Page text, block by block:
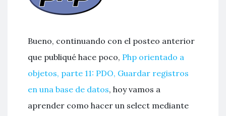
Bueno, continuando con el posteo anterior
que publiqué hace poco, Php orientado a
objetos, parte 11: PDO, Guardar registros
en una base de datos, hoy vamos a
aprender como hacer un select mediante